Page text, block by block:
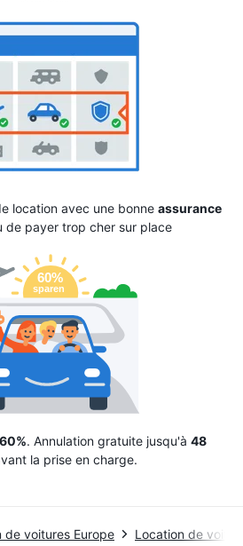
location avec une bonne assurance
de payer trop cher sur place
60%. Annulation gratuite jusqu'à 48
la prise en charge.
de voitures Europe Location de